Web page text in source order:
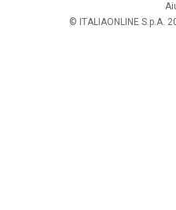
© ITALIAONLINE S.p.A.